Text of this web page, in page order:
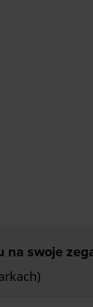
na swoje